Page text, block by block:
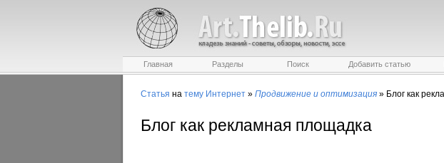
Главная Разделы Поиск Добавить статью
Статья на тему Интернет » Продвижение и оптимизация » Блог как
Блог как рекламная площадка